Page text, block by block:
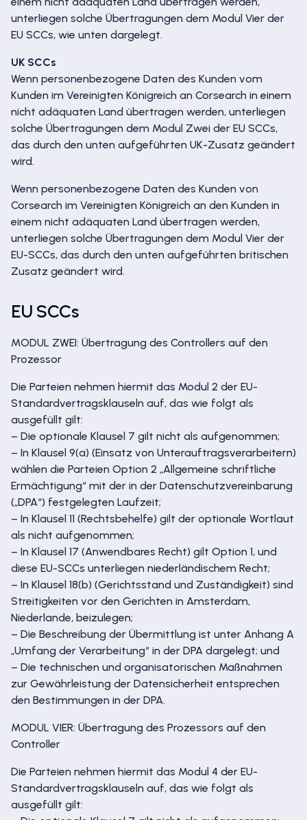
unterliegen solche Übertragungen dem Modul Vier der
EU SCCs, wie unten dargelegt.
UK SCCs
Wenn personenbezogene Daten des Kunden vom
Kunden im Vereinigten Königreich an Corsearch in einem
nicht adäquaten Land übertragen werden, unterliegen
solche Übertragungen dem Modul Zwei der EU SCCs,
das durch den unten aufgeführten UK-Zusatz geändert
wird.
Wenn personenbezogene Daten des Kunden von
Corsearch im Vereinigten Königreich an den Kunden in
einem nicht adäquaten Land übertragen werden,
unterliegen solche Übertragungen dem Modul Vier der
EU-SCCs, das durch den unten aufgeführten britischen
Zusatz geändert wird.
EU SCCs
MODUL ZWEI: Übertragung des Controllers auf den
Prozessor
Die Parteien nehmen hiermit das Modul 2 der EU-
Standardvertragsklauseln auf, das wie folgt als
ausgefüllt gilt:
– Die optionale Klausel 7 gilt nicht als aufgenommen;
– In Klausel 9(a) (Einsatz von Unterauftragsverarbeitern)
wählen die Parteien Option 2 „Allgemeine schriftliche
Ermächtigung“ mit der in der Datenschutzvereinbarung
(„DPA“) festgelegten Laufzeit;
– In Klausel 11 (Rechtsbehelfe) gilt der optionale Wortlaut
als nicht aufgenommen;
– In Klausel 17 (Anwendbares Recht) gilt Option 1, und
diese EU-SCCs unterliegen niederländischem Recht;
– In Klausel 18(b) (Gerichtsstand und Zuständigkeit) sind
Streitigkeiten vor den Gerichten in Amsterdam,
Niederlande, beizulegen;
– Die Beschreibung der Übermittlung ist unter Anhang A
„Umfang der Verarbeitung“ in der DPA dargelegt; und
– Die technischen und organisatorischen Maßnahmen
zur Gewährleistung der Datensicherheit entsprechen
den Bestimmungen in der DPA.
MODUL VIER: Übertragung des Prozessors auf den
Controller
Die Parteien nehmen hiermit das Modul 4 der EU-
Standardvertragsklauseln auf, das wie folgt als
ausgefüllt gilt: